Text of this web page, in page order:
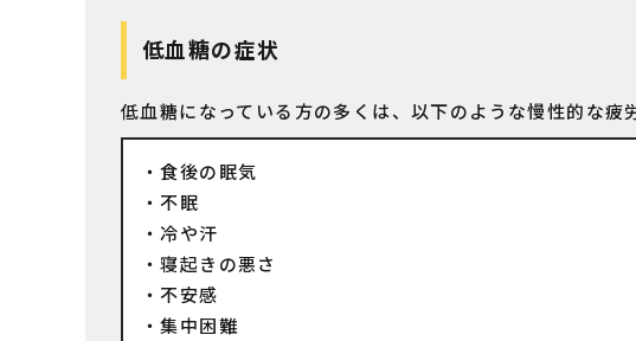
低血糖の症状
低血糖になっている方の多くは、以下のような慢性的な疲
食後の眠気
不眠
冷や汗
寝起きの悪さ
不安感
集中困難